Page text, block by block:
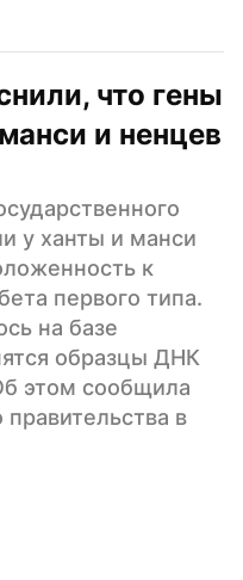
что гены
и ненцев
у ханты и манси
к
первого типа.
на базе
образцы ДНК
этом сообщила
в